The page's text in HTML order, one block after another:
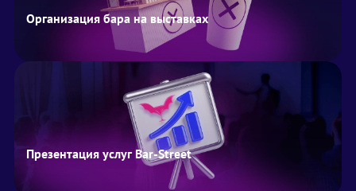
Организация бара на выставках
Презентация услуг Bar-Street